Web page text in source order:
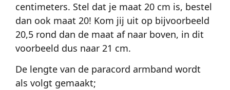
centimeters. Stel dat je maat 20 cm is, bestel
dan ook maat 20! Kom jij uit op bijvoorbeeld
20,5 rond dan de maat af naar boven, in dit
voorbeeld dus naar 21 cm.
De lengte van de paracord armband wordt
als volgt gemaakt;